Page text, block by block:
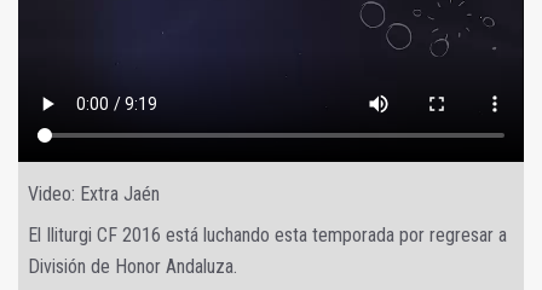
Video: Extra Jaén
El Iliturgi CF 2016 está luchando esta temporada por regresar a
División de Honor Andaluza.